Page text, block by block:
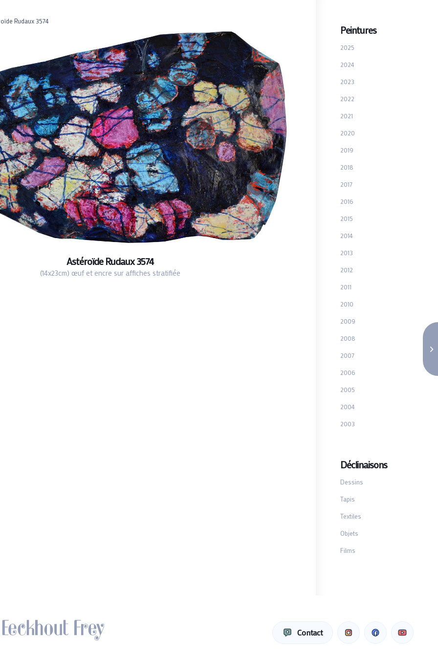
Rudaux 3574
Astéroïde Rudaux 3574
(14x23cm) œuf et encre sur affiches stratifiée
Peintures
2025
2024
2023
2022
2021
2020
2019
2018
2017
2016
2015
2014
2013
2012
2011
2010
2009
2008
2007
2006
2005
2004
2003
Déclinaisons
Dessins
Tapis
Textiles
Objets
Films
Contact